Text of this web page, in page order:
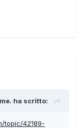
ha scritto:
topic/42189-